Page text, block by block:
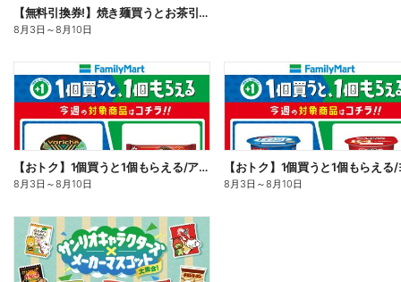
【無料引換券!】焼き麺買うとお茶引換券貰える!
8月3日 ～8月10日
【おトク】1個買うと1個もらえる/アイス
8月3日 ～8月10日 8月3日 ～8月10日